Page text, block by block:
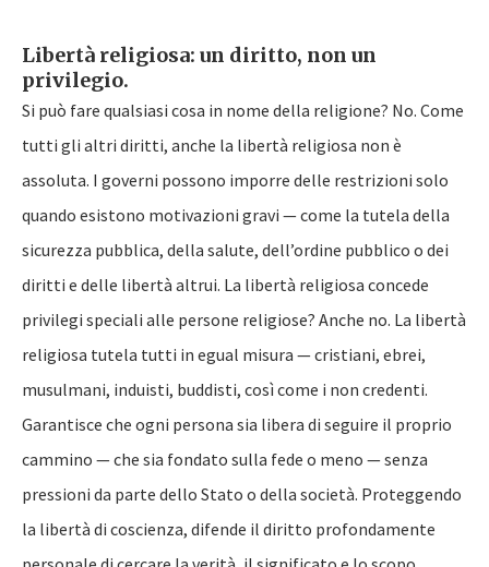
Libertà religiosa: un diritto, non un
privilegio.
Si può fare qualsiasi cosa in nome della religione? No. Come
tutti gli altri diritti, anche la libertà religiosa non è
assoluta. I governi possono imporre delle restrizioni solo
quando esistono motivazioni gravi — come la tutela della
sicurezza pubblica, della salute, dell’ordine pubblico o dei
diritti e delle libertà altrui. La libertà religiosa concede
privilegi speciali alle persone religiose? Anche no. La libertà
religiosa tutela tutti in egual misura — cristiani, ebrei,
musulmani, induisti, buddisti, così come i non credenti.
Garantisce che ogni persona sia libera di seguire il proprio
cammino — che sia fondato sulla fede o meno — senza
pressioni da parte dello Stato o della società. Proteggendo
la libertà di coscienza, difende il diritto profondamente